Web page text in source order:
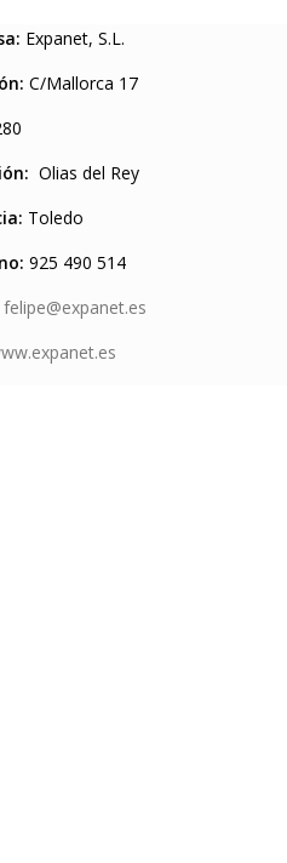
Expanet, S.L.
C/Mallorca 17
Olias del Rey
Toledo
925 490 514
felipe@expanet.es